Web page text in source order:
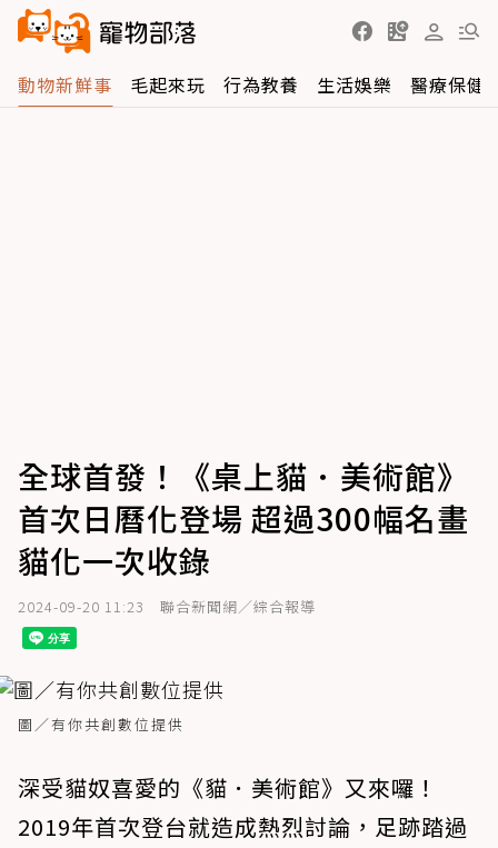
動物新鮮事 毛起來玩 行為教養 生活娛樂 醫療保健
全球首發！《桌上貓．美術館》
首次日曆化登場 超過300幅名畫
貓化一次收錄
2024-09-20 11:23 聯合新聞網／綜合報導
圖／有你共創數位提供
深受貓奴喜愛的《貓．美術館》又來囉！
2019年首次登台就造成熱烈討論，足跡踏過